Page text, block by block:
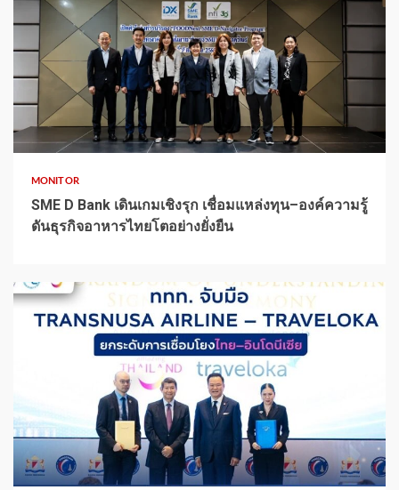
1 min read
MONITOR
SME D Bank เดินเกมเชิงรุก เชื่อมแหล่งทุน–องค์ความรู้
ดันธุรกิจอาหารไทยโตอย่างยั่งยืน
1 min read